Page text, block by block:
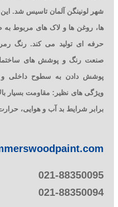
شهر لونینگن آلمان تاسیس شد.
ها، روغن ها و لاک های مربوط
حرفه ای تولید می کند. رنگ
صنعت رنگ و پوشش های
پوشش دادن به سطوح داخلی و
ویژگی های نظیر: مقاومت بسیار
برابر شرایط بد آب و هوایی،
021-88350095
021-88350094